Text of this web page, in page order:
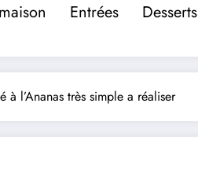
Entrées Desserts
à l’Ananas très simple a réaliser